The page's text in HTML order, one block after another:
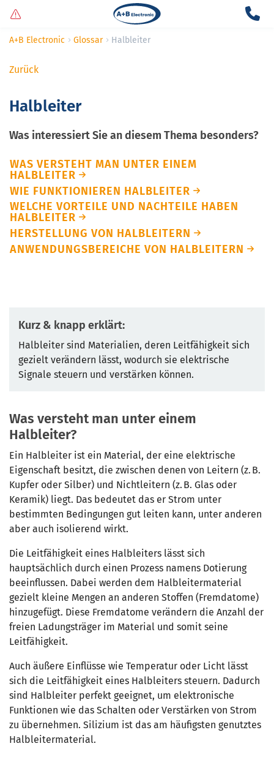
A+B Electronic Glossar Halbleiter
Zurück
Halbleiter
Was interessiert Sie an diesem Thema besonders?
WAS VERSTEHT MAN UNTER EINEM
HALBLEITER
WIE FUNKTIONIEREN HALBLEITER
WELCHE VORTEILE UND NACHTEILE HABEN
HALBLEITER
HERSTELLUNG VON HALBLEITERN
ANWENDUNGSBEREICHE VON HALBLEITERN
Kurz & knapp erklärt:
Halbleiter sind Materialien, deren Leitfähigkeit sich
gezielt verändern lässt, wodurch sie elektrische
Signale steuern und verstärken können.
Was versteht man unter einem
Halbleiter?
Ein Halbleiter ist ein Material, der eine elektrische
Eigenschaft besitzt, die zwischen denen von Leitern (z. B.
Kupfer oder Silber) und Nichtleitern (z. B. Glas oder
Keramik) liegt. Das bedeutet das er Strom unter
bestimmten Bedingungen gut leiten kann, unter anderen
aber auch isolierend wirkt.
Die Leitfähigkeit eines Halbleiters lässt sich
hauptsächlich durch einen Prozess namens Dotierung
beeinflussen. Dabei werden dem Halbleitermaterial
gezielt kleine Mengen an anderen Stoffen (Fremdatome)
hinzugefügt. Diese Fremdatome verändern die Anzahl der
freien Ladungsträger im Material und somit seine
Leitfähigkeit.
Auch äußere Einflüsse wie Temperatur oder Licht lässt
sich die Leitfähigkeit eines Halbleiters steuern. Dadurch
sind Halbleiter perfekt geeignet, um elektronische
Funktionen wie das Schalten oder Verstärken von Strom
zu übernehmen. Silizium ist das am häufigsten genutztes
Halbleitermaterial.